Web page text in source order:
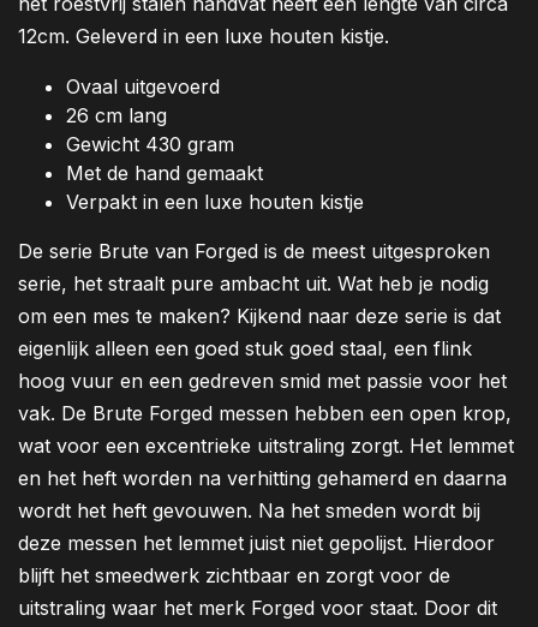
12cm. Geleverd in een luxe houten kistje.
Ovaal uitgevoerd
26 cm lang
Gewicht 430 gram
Met de hand gemaakt
Verpakt in een luxe houten kistje
De serie Brute van Forged is de meest uitgesproken
serie, het straalt pure ambacht uit. Wat heb je nodig
om een mes te maken? Kijkend naar deze serie is dat
eigenlijk alleen een goed stuk goed staal, een flink
hoog vuur en een gedreven smid met passie voor het
vak. De Brute Forged messen hebben een open krop,
wat voor een excentrieke uitstraling zorgt. Het lemmet
en het heft worden na verhitting gehamerd en daarna
wordt het heft gevouwen. Na het smeden wordt bij
deze messen het lemmet juist niet gepolijst. Hierdoor
blijft het smeedwerk zichtbaar en zorgt voor de
uitstraling waar het merk Forged voor staat. Door dit